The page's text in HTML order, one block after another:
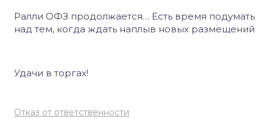
Ралли ОФЗ продолжается… Есть время подумать
над тем, когда ждать наплыв новых размещений
Удачи в торгах!
Отказ от ответственности